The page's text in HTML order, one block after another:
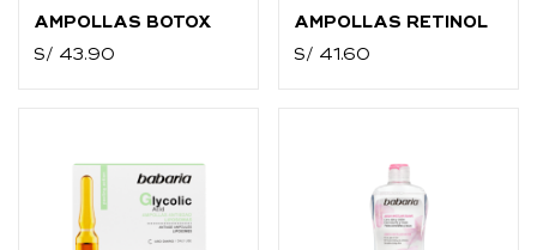
AMPOLLAS BOTOX
S/ 43.90
AMPOLLAS RETINOL
S/ 41.60
Continuar con Google